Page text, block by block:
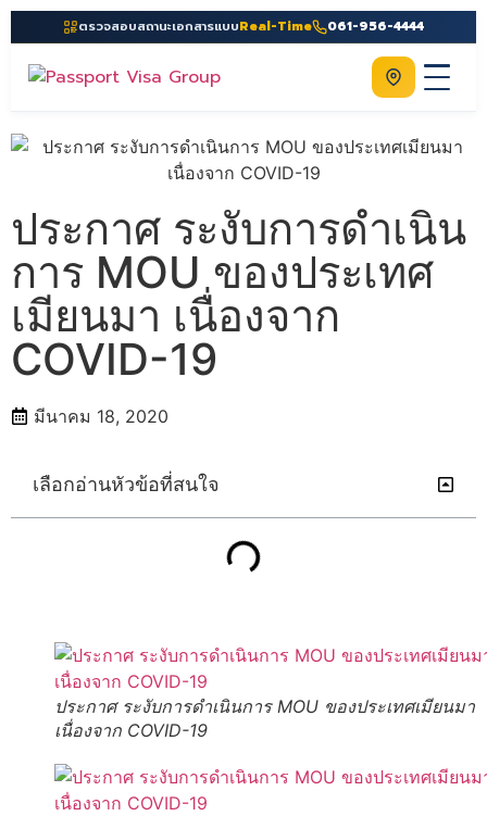
ตรวจสอบสถานะเอกสารแบบReal-Time 061-956-4444
Home
บริการ
คู่มือ
ความรู้
ประเทศ
ติดต่อเรา
ติดต่อเรา
ประกาศ ระงับการดำเนิน
การ MOU ของประเทศ
เมียนมา เนื่องจาก
COVID-19
มีนาคม 18, 2020
เลือกอ่านหัวข้อที่สนใจ
ประกาศ ระงับการดำเนินการ MOU ของประเทศเมียนมา
เนื่องจาก COVID-19